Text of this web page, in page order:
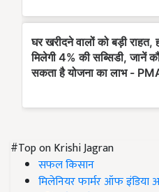
#Top on Krishi Jagran
सफल किसान
मिलेनियर फार्मर ऑफ इंडिया